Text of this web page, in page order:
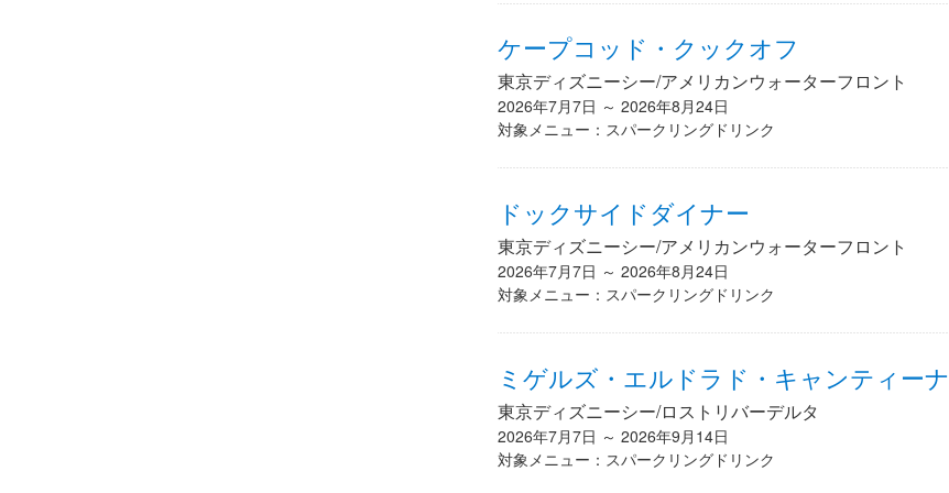
ケープコッド・クックオフ
東京ディズニーシー/アメリカンウォーターフロント
2026年7月7日 ～ 2026年8月24日
対象メニュー：スパークリングドリンク
ドックサイドダイナー
東京ディズニーシー/アメリカンウォーターフロント
2026年7月7日 ～ 2026年8月24日
対象メニュー：スパークリングドリンク
ミゲルズ・エルドラド・キャンティーナ
東京ディズニーシー/ロストリバーデルタ
2026年7月7日 ～ 2026年9月14日
対象メニュー：スパークリングドリンク